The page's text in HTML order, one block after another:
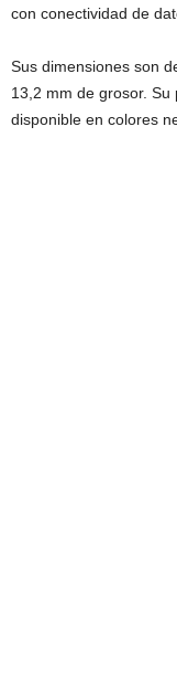
con conectividad de
Sus dimensiones son
13,2 mm de grosor.
disponible en colores